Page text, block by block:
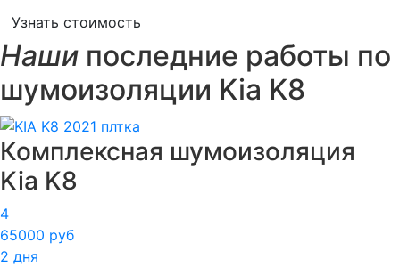
Узнать стоимость
Наши последние работы по
шумоизоляции Kia K8
Комплексная шумоизоляция
Kia K8
4
65000 руб
2 дня